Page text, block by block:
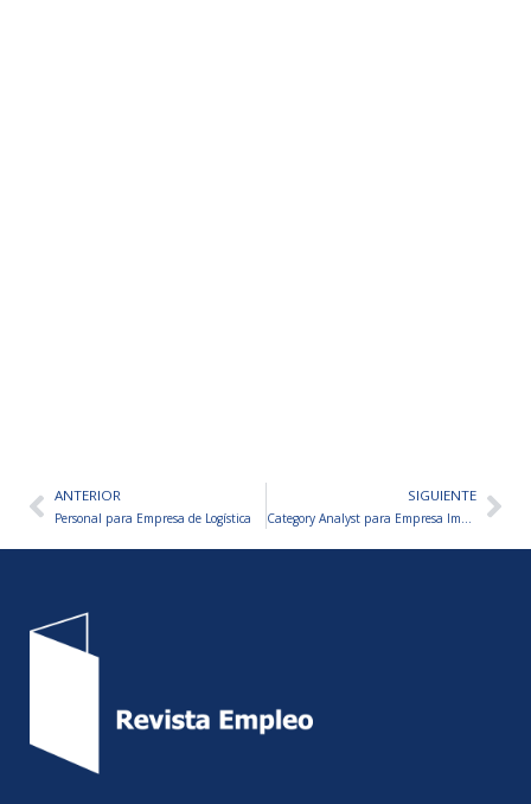
AntANTERIOR
Personal para Empresa de Logística
SIGUIENTE
Category Analyst para Empresa Importadora